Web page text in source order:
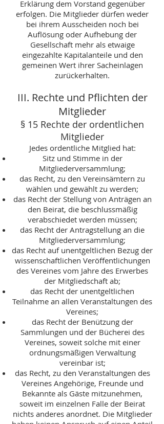
Erklärung dem Vorstand gegenüber
erfolgen. Die Mitglieder dürfen weder
bei ihrem Ausscheiden noch bei
Auflösung oder Aufhebung der
Gesellschaft mehr als etwaige
eingezahlte Kapitalanteile und den
gemeinen Wert ihrer Sacheinlagen
zurückerhalten.
III. Rechte und Pflichten der
Mitglieder
§ 15 Rechte der ordentlichen
Mitglieder
Jedes ordentliche Mitglied hat:
Sitz und Stimme in der
Mitgliederversammlung;
das Recht, zu den Vereinsämtern zu
wählen und gewählt zu werden;
das Recht der Stellung von Anträgen an
den Beirat, die beschlussmäßig
verabschiedet werden müssen;
das Recht der Antragstellung an die
Mitgliederversammlung;
das Recht auf unentgeltlichen Bezug der
wissenschaftlichen Veröffentlichungen
des Vereines vom Jahre des Erwerbes
der Mitgliedschaft ab;
das Recht der unentgeltlichen
Teilnahme an allen Veranstaltungen des
Vereines;
das Recht der Benützung der
Sammlungen und der Bücherei des
Vereines, soweit solche mit einer
ordnungsmäßigen Verwaltung
vereinbar ist;
das Recht, zu den Veranstaltungen des
Vereines Angehörige, Freunde und
Bekannte als Gäste mitzunehmen,
soweit im einzelnen Falle der Beirat
nichts anderes anordnet. Die Mitglieder